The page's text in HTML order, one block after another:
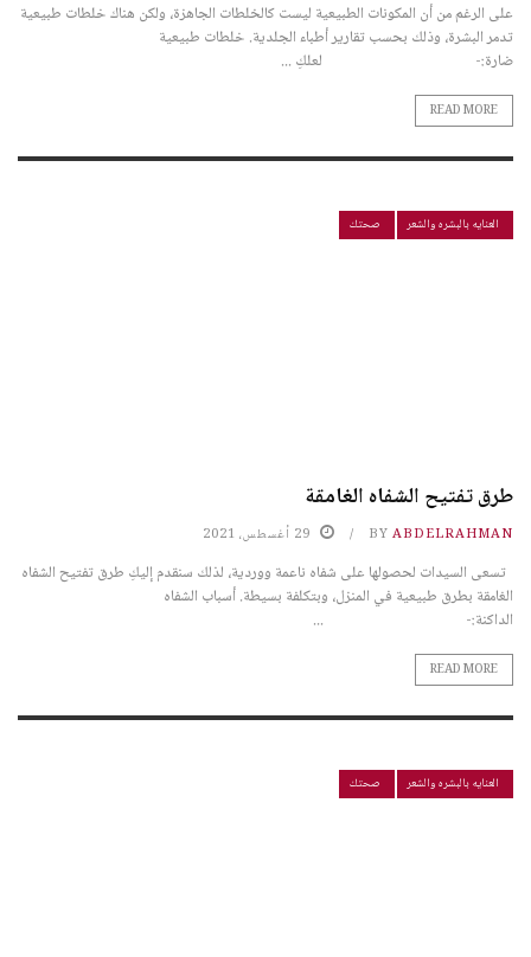
على الرغم من أن المكونات الطبيعية ليست كالخلطات الجاهزة، ولكن هناك خلطات طبيعية
تدمر البشرة، وذلك بحسب تقارير أطباء الجلدية. خلطات طبيعية
ضارة:- لعلكِ ...
READ MORE
العنايه بالبشره والشعر صحتك
طرق تفتيح الشفاه الغامقة
BY ABDELRAHMAN 29 أغسطس، 2021
تسعى السيدات لحصولها على شفاه ناعمة ووردية، لذلك سنقدم إليكِ طرق تفتيح الشفاه
الغامقة بطرق طبيعية في المنزل، وبتكلفة بسيطة. أسباب الشفاه
الداكنة:- ...
READ MORE
العنايه بالبشره والشعر صحتك